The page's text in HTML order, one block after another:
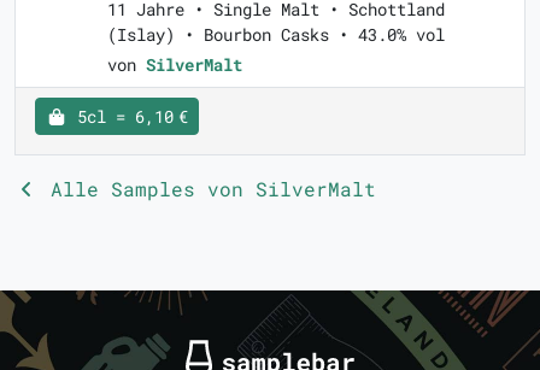
11 Jahre • Single Malt • Schottland
(Islay) • Bourbon Casks • 43.0% vol
von SilverMalt
5cl = 6,10 €
Alle Samples von SilverMalt